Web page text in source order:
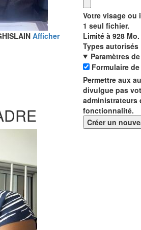
Afficher
Votre visage ou
1 seul fichier.
Limité à 928 Mo.
Types
Paramètres
Formulaire
Permettre aux
divulgue pas
administrateurs
fonctionnalité.